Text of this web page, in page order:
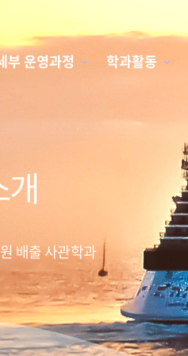
배출 사관학과
부 운영과정 학과활동